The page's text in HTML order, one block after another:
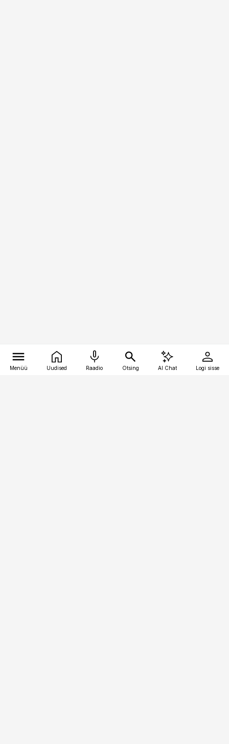
Menüü Uudised Raadio Otsing AI Chat Logi sisse